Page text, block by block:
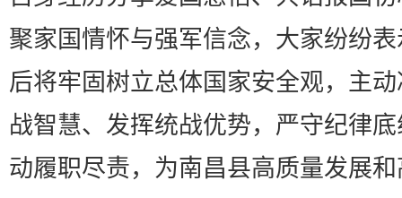
聚家国情怀与强军信念，大家纷纷
后将牢固树立总体国家安全观，主
战智慧、发挥统战优势，严守纪律
动履职尽责，为南昌县高质量发展